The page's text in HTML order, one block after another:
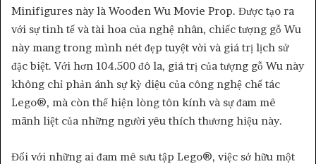
Minifigures này là Wooden Wu Movie Prop. Được tạo ra
với sự tinh tế và tài hoa của nghệ nhân, chiếc tượng gỗ Wu
này mang trong mình nét đẹp tuyệt vời và giá trị lịch sử
đặc biệt. Với hơn 104.500 đô la, giá trị của tượng gỗ Wu này
không chỉ phản ánh sự kỳ diệu của công nghệ chế tác
Lego®, mà còn thể hiện lòng tôn kính và sự đam mê
mãnh liệt của những người yêu thích thương hiệu này.
Đối với những ai đam mê sưu tập Lego®, việc sở hữu một